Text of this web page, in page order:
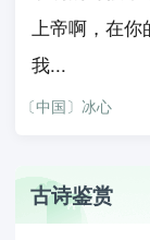
上帝啊，在你
我...
〔中国〕冰心
古诗鉴赏